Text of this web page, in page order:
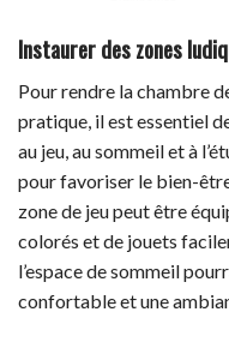
Instaurer des zones
Pour rendre la chambre
pratique, il est essentiel
au jeu, au sommeil et à
pour favoriser le bien-
zone de jeu peut être
colorés et de jouets
l’espace de sommeil
confortable et une